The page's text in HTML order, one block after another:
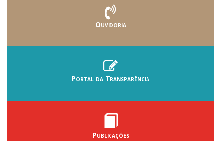
Ouvidoria
Portal da Transparência
Publicações